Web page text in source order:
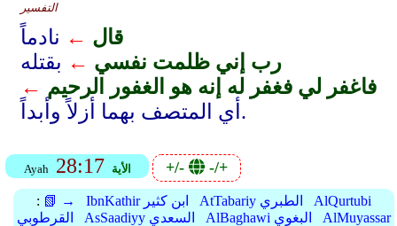
التفسير
قال ← نادماً
رب إني ظلمت نفسي ← بقتله
فاغفر لي فغفر له إنه هو الغفور الرحيم ←
أي المتصف بهما أزلاً وأبداً.
Ayah 28:17 الأية +/- -/+
: 📗 → IbnKathir ابن كثير AtTabariy الطبري
AlQurtubi
القرطوبي
AsSaadiyy السعدي AlBaghawi البغوي
AlMuyassar